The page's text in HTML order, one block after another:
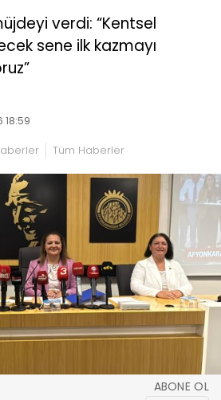
verdi: “Kentsel
sene ilk kazmayı
Tüm Haberler
ABONE OL